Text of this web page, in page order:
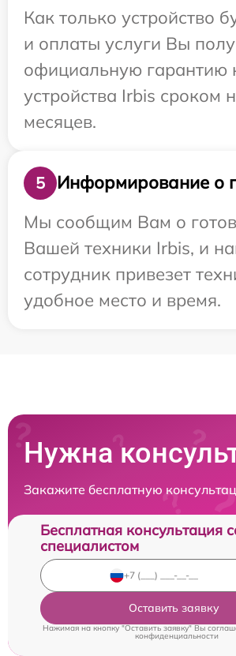
Как только устройство
и оплаты услуги Вы
официальную гарантию
устройства Irbis сроком
месяцев.
5
Информирование о
Мы сообщим Вам о
Вашей техники Irbis, и
сотрудник привезет
удобное место и время.
Нужна
Закажите бесплатную
Бесплатная консультация
специалистом
Оставить заявку
Нажимая на кнопку "Оставить заявку" Вы
конфиденциальности